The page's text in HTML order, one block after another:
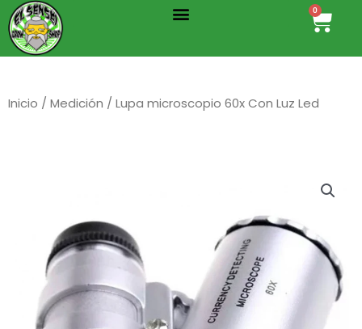
al
contenido
Menu 0
Cart
Inicio / Medición / Lupa microscopio 60x Con Luz Led